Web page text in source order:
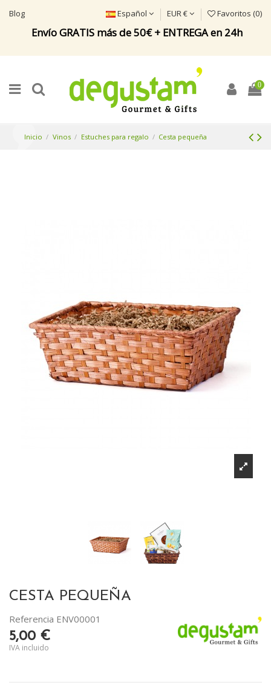
Blog
Envío GRATIS más de 50€ + ENTREGA en 24h
Español EUR € Favoritos (0)
0
Inicio Vinos Estuches para regalo Cesta pequeña
CESTA PEQUEÑA
Referencia ENV00001
5,00 €
IVA incluido